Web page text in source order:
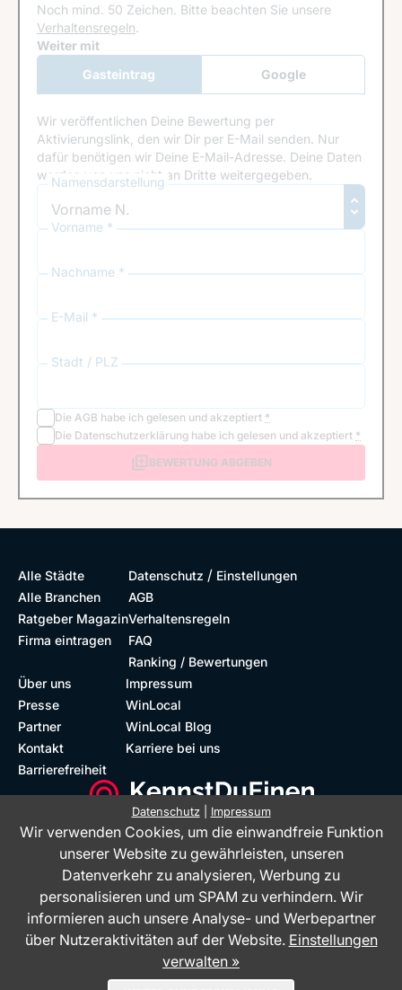
Noch mind. 50 Zeichen. Bitte beachten Sie unsere
Verhaltensregeln.
Google Recaptcha
Weiter mit
Gasteintrag
Google
Anmeldung
Wir veröffentlichen Deine Bewertung per
Aktivierungslink, den wir Dir per E-Mail senden. Nur
dafür benötigen wir Deine E-Mail-Adresse. Deine Daten
werden von uns nicht an Dritte weitergegeben.
Namensdarstellung
Vorname *
Nachname *
E-Mail *
Stadt / PLZ
Die AGB habe ich gelesen und akzeptiert *
Die Datenschutzerklärung habe ich gelesen und akzeptiert *
BEWERTUNG ABGEBEN
Alle Städte
Alle Branchen
Ratgeber Magazin
Firma eintragen
Datenschutz / Einstellungen
AGB
Verhaltensregeln
FAQ
Ranking / Bewertungen
Über uns
Presse
Partner
Kontakt
Barrierefreiheit
Impressum
WinLocal
WinLocal Blog
Karriere bei uns
Barrierefreie Website
Das Bewertungsportal KennstDuEinen.de ist ein Service der WinLocal
Datenschutz| Impressum
Wir verwenden Cookies, um die einwandfreie Funktion
unserer Website zu gewährleisten, unseren
Datenverkehr zu analysieren, Werbung zu
personalisieren und um SPAM zu verhindern. Wir
informieren auch unsere Analyse- und Werbepartner
über Nutzeraktivitäten auf der Website. Einstellungen
verwalten »